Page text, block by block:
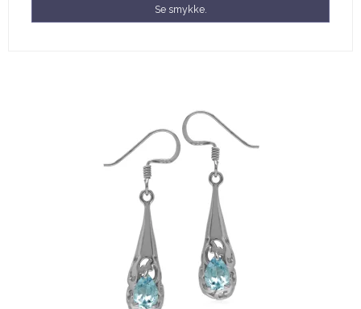
Se smykke.